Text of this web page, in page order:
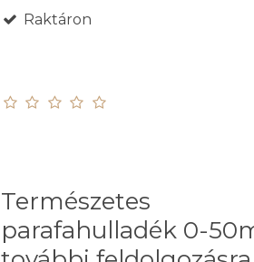
Raktáron
Természetes
parafahulladék 0-